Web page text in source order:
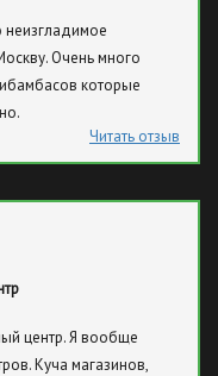
неизгладимое
Очень много
которые
Читать отзыв
центр. Я вообще
Куча магазинов,